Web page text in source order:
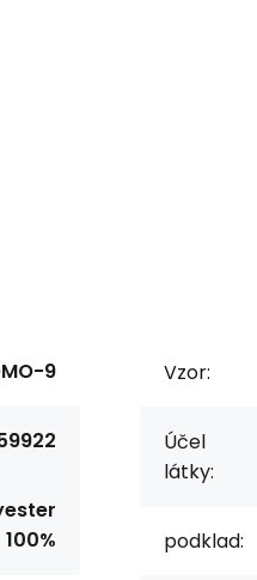
9
100%
Vzor:
Účel
látky:
podklad: